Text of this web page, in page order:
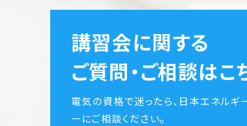
講習会に関する
ご質問・ご相談はこ
電気の資格で迷ったら、日本エネルギ
ーにご相談ください。